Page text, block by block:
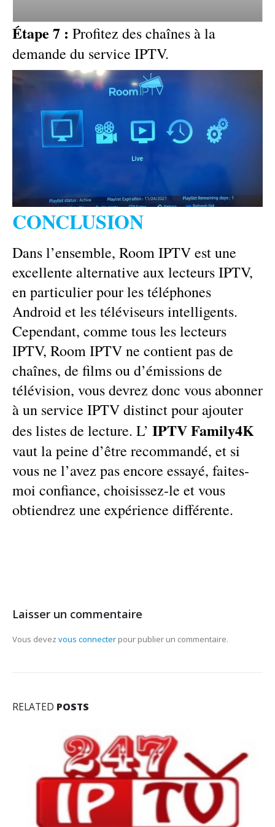
Étape 7 : Profitez des chaînes à la
demande du service IPTV.
CONCLUSION
Dans l’ensemble, Room IPTV est une
excellente alternative aux lecteurs IPTV,
en particulier pour les téléphones
Android et les téléviseurs intelligents.
Cependant, comme tous les lecteurs
IPTV, Room IPTV ne contient pas de
chaînes, de films ou d’émissions de
télévision, vous devrez donc vous abonner
à un service IPTV distinct pour ajouter
des listes de lecture. L’ IPTV Family4K
vaut la peine d’être recommandé, et si
vous ne l’avez pas encore essayé, faites-
moi confiance, choisissez-le et vous
obtiendrez une expérience différente.
Laisser un commentaire
Vous devez vous connecter pour publier un commentaire.
RELATED POSTS